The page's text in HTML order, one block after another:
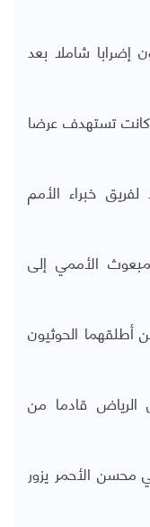
إضرابا شاملا بعد
كانت تستهدف عرضا
لفريق خبراء الأمم
الأممي إلى
أطلقهما الحوثيون
الرياض قادما من
محسن الأحمر يزور